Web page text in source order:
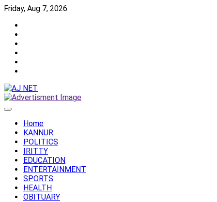
Skip
content
Friday, Aug 7, 2026
Home
KANNUR
POLITICS
IRITTY
EDUCATION
ENTERTAINMENT
SPORTS
HEALTH
OBITUARY